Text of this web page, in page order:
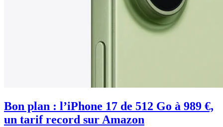
Bon plan : l’iPhone 17 de 512 Go à 989 €,
un tarif record sur Amazon